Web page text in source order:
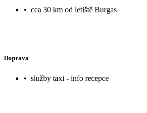
• cca 30 km od letiště Burgas
Doprava
• služby taxi - info recepce